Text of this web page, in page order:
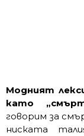
Модният
като
говорим за
ниската